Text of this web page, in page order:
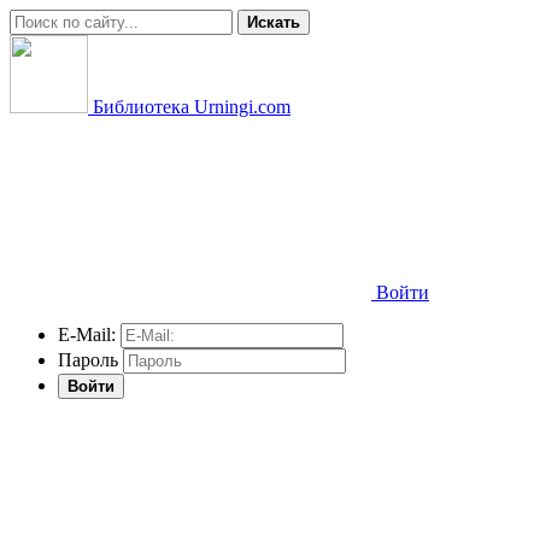
Искать
Библиотека Urningi.com
Войти
E-Mail:
Пароль
Войти